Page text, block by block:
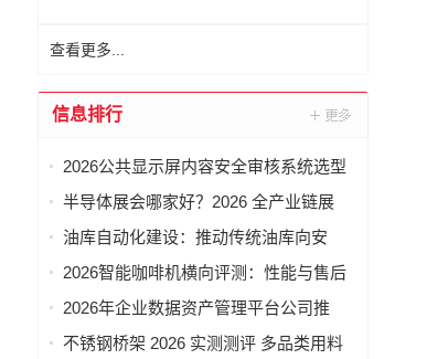
查看更多...
信息排行
2026公共显示屏内容安全审核系统选型
指南：如何避坑选对厂商？
半导体展会哪家好？2026 全产业链展
会，综合实力横向对比
油库自动化建设：推动传统油库向安
全、高效、智慧运营全面升级
2026智能咖啡机横向评测：性能与售后
服务的双重考验
2026年企业数据资产管理平台公司推
荐，具备央国企项目实施经验
不锈钢桥架 2026 实测测评 多品类用料